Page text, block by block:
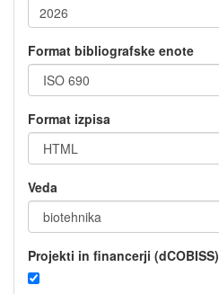
Format bibliografske enote
Format izpisa
Veda
Projekti in financerji (dCOBISS)